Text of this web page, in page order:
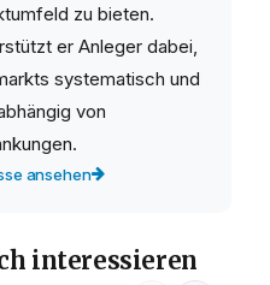
zu bieten.
er Anleger dabei,
systematisch und
von
ansehen
interessieren